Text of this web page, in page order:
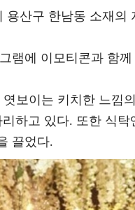
산구 한남동 소재의
램에 이모티콘과 함
보이는 키치한 느낌
하고 있다. 또한 식
끌었다.